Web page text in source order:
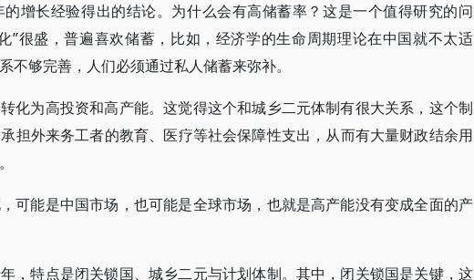
增长经验得出的结论。为什么会有高储蓄率？这是一个值得研究的问
”很盛，普遍喜欢储蓄，比如，经济学的生命周期理论在中国就不太适
不够完善，人们必须通过私人储蓄来弥补。
化为高投资和高产能。这觉得这个和城乡二元体制有很大关系，这个制
担外来务工者的教育、医疗等社会保障性支出，从而有大量财政结余用
可能是中国市场，也可能是全球市场，也就是高产能没有变成全面的产
，特点是闭关锁国、城乡二元与计划体制。其中，闭关锁国是关键，这